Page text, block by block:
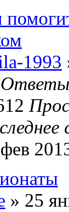
1993
Ответы
» 25